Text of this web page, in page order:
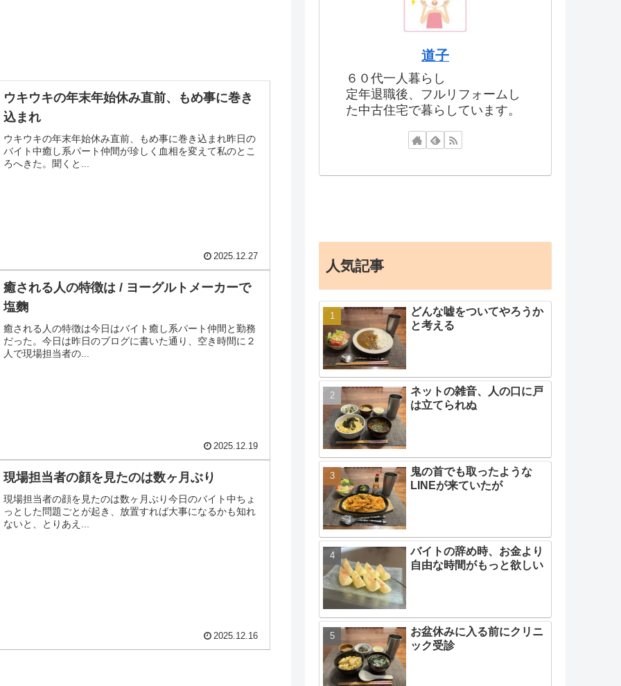
ウキウキの年末年始休み直前、もめ事に巻き
込まれ
ウキウキの年末年始休み直前、もめ事に巻き込まれ昨日の
バイト中癒し系パート仲間が珍しく血相を変えて私のとこ
ろへきた。聞くと...
2025.12.27
癒される人の特徴は / ヨーグルトメーカーで
塩麴
癒される人の特徴は今日はバイト癒し系パート仲間と勤務
だった。今日は昨日のブログに書いた通り、空き時間に２
人で現場担当者の...
2025.12.19
現場担当者の顔を見たのは数ヶ月ぶり
現場担当者の顔を見たのは数ヶ月ぶり今日のバイト中ちょ
っとした問題ごとが起き、放置すれば大事になるかも知れ
ないと、とりあえ...
2025.12.16
道子
６０代一人暮らし
定年退職後、フルリフォームし
た中古住宅で暮らしています。
人気記事
どんな嘘をついてやろうか
と考える
ネットの雑音、人の口に戸
は立てられぬ
鬼の首でも取ったような
LINEが来ていたが
バイトの辞め時、お金より
自由な時間がもっと欲しい
お盆休みに入る前にクリニ
ック受診